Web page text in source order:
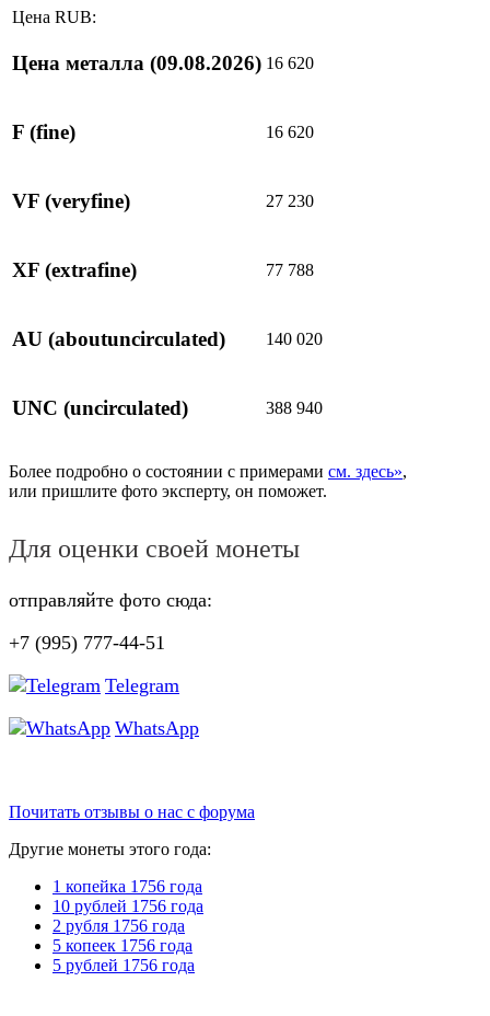
Цена RUB:
Цена металла (09.08.2026) 16 620
F (fine) 16 620
VF (veryfine) 27 230
XF (extrafine) 77 788
AU (aboutuncirculated) 140 020
UNC (uncirculated) 388 940
Более подробно о состоянии с примерами см. здесь»,
или пришлите фото эксперту, он поможет.
Для оценки своей монеты
отправляйте фото сюда:
+7 (995) 777-44-51
Telegram
WhatsApp
Почитать отзывы о нас с форума
Другие монеты этого года:
1 копейка 1756 года
10 рублей 1756 года
2 рубля 1756 года
5 копеек 1756 года
5 рублей 1756 года